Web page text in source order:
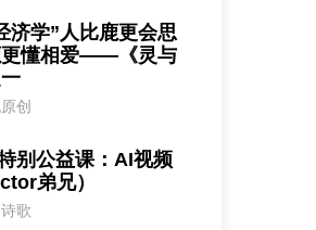
济学”人比鹿更会思
更懂相爱——《灵与
创
别公益课：AI视频
弟兄）
歌